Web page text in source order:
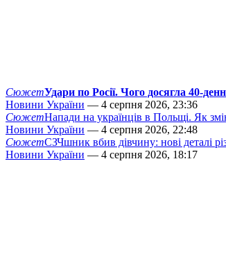
СюжетУдари по Росії. Чого досягла 40-
Новини України — 4 серпня 2026, 23:36
СюжетНапади на українців в Польщі. Як
Новини України — 4 серпня 2026, 22:48
СюжетСЗЧшник вбив дівчину: нові деталі
Новини України — 4 серпня 2026, 18:17